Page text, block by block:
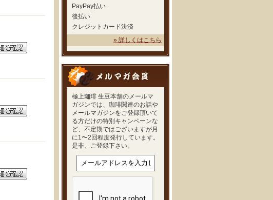
PayPay払い
後払い
クレジットカード決済
» 詳しくはこちら
極上珈琲 生豆本舗のメールマ
ガジンでは、珈琲関連のお話や
メールマガジンをご登録頂いて
る方だけの特別キャンペーンな
ど、不定期ではございますが月
に1〜2回程度発行しています。
是非、ご登録下さい。